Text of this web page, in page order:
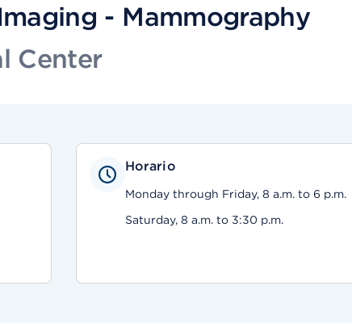
- Mammography
Center
Horario
Monday through Friday, 8 a.m. to 6 p.m.
Saturday, 8 a.m. to 3:30 p.m.